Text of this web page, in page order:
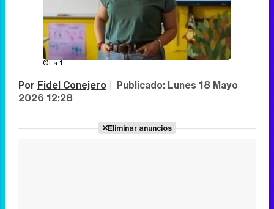
©La 1
Por Fidel Conejero | Publicado: Lunes 18 Mayo
2026 12:28
Eliminar anuncios